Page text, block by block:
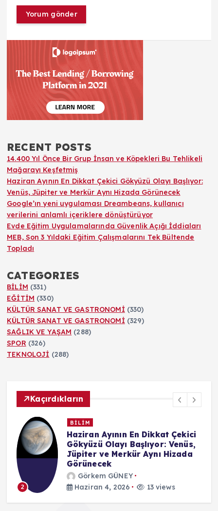
RECENT POSTS
14.400 Yıl Önce Bir Grup İnsan ve Köpekleri Bu Tehlikeli
Mağarayı Keşfetmiş
Haziran Ayının En Dikkat Çekici Gökyüzü Olayı Başlıyor:
Venüs, Jüpiter ve Merkür Aynı Hizada Görünecek
Google’ın yeni uygulaması Dreambeans, kullanıcı
verilerini anlamlı içeriklere dönüştürüyor
Evde Eğitim Uygulamalarında Güvenlik Açığı İddiaları
MEB, Son 3 Yıldaki Eğitim Çalışmalarını Tek Bültende
Topladı
CATEGORIES
BİLİM (331)
EĞİTİM (330)
KÜLTÜR SANAT VE GASTRONOMİ (330)
KÜLTÜR SANAT VE GASTRONOMİ (329)
SAĞLIK VE YAŞAM (288)
SPOR (326)
TEKNOLOJİ (288)
Kaçırdıkların
2
BİLİM
Haziran Ayının En Dikkat Çekici
Gökyüzü Olayı Başlıyor: Venüs,
Jüpiter ve Merkür Aynı Hizada
Görünecek
Görkem GÜNEY
Haziran 4, 2026
13 views